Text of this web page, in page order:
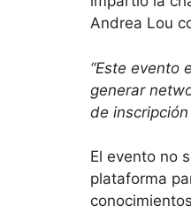
Andrea Lou
“Este evento
generar
de inscripción
El evento no
plataforma